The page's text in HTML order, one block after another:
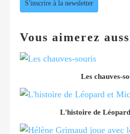
S'inscrire à la newsletter
Vous aimerez
Les chauves-
L'histoire de